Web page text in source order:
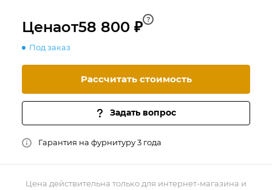
Цена действительна только для интернет-магазина и
Ценаот58 800 ₽ ?
Под заказ
Рассчитать стоимость
Задать вопрос
Гарантия на фурнитуру 3 года